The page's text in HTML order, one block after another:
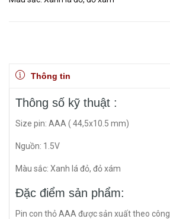
Thông tin
Thông số kỹ thuật :
Size pin: AAA ( 44,5x10.5 mm)
Nguồn: 1.5V
Màu sắc: Xanh lá đỏ, đỏ xám
Đặc điểm sản phẩm:
Pin con thỏ AAA được sản xuất theo